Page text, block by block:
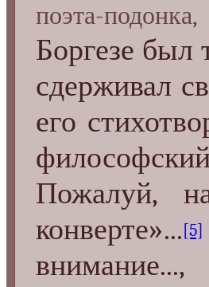
поэта-
Боргезе был
сдерживал
его
Пожалуй,
конверте»...[5]